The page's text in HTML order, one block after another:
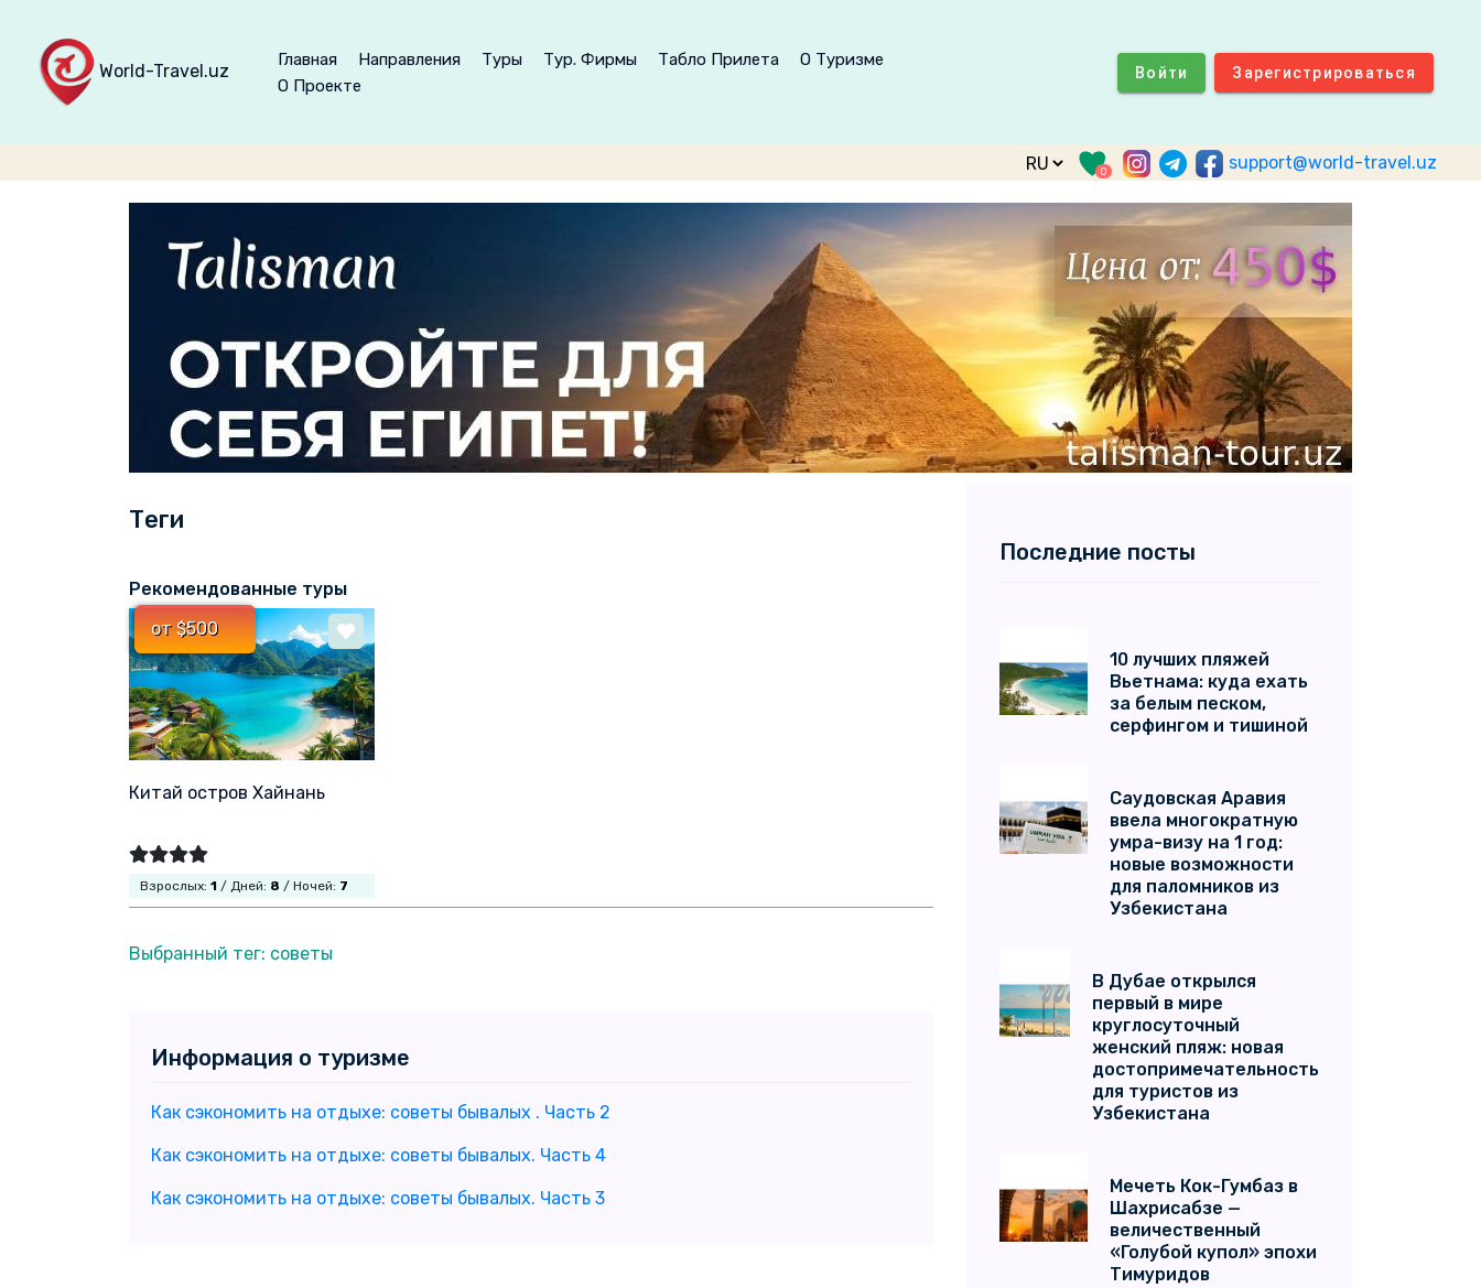
World-Travel.uz
Главная Направления Туры Тур. Фирмы Табло Прилета
О Туризме
О Проекте
Войти Зарегистрироваться
0 support@world-travel.uz
Теги
Рекомендованные туры
от $500
Китай остров Хайнань
Взрослых: 1 / Дней: 8 / Ночей: 7
Выбранный тег: советы
Информация о туризме
Как сэкономить на отдыхе: советы бывалых . Часть 2
Как сэкономить на отдыхе: советы бывалых. Часть 4
Как сэкономить на отдыхе: советы бывалых. Часть 3
Последние посты
10 лучших пляжей
Вьетнама: куда ехать
за белым песком,
серфингом и тишиной
Саудовская Аравия
ввела многократную
умра-визу на 1 год:
новые возможности
для паломников из
Узбекистана
В Дубае открылся
первый в мире
круглосуточный
женский пляж: новая
достопримечательность
для туристов из
Узбекистана
Мечеть Кок-Гумбаз в
Шахрисабзе —
величественный
«Голубой купол» эпохи
Тимуридов